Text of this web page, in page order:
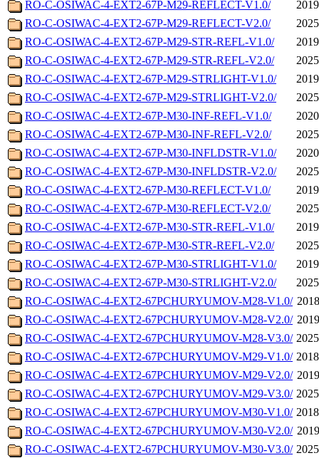
RO-C-OSIWAC-4-EXT2-67P-M29-REFLECT-V1.0/
RO-C-OSIWAC-4-EXT2-67P-M29-REFLECT-V2.0/
RO-C-OSIWAC-4-EXT2-67P-M29-STR-REFL-V1.0/
RO-C-OSIWAC-4-EXT2-67P-M29-STR-REFL-V2.0/
RO-C-OSIWAC-4-EXT2-67P-M29-STRLIGHT-V1.0/
RO-C-OSIWAC-4-EXT2-67P-M29-STRLIGHT-V2.0/
RO-C-OSIWAC-4-EXT2-67P-M30-INF-REFL-V1.0/
RO-C-OSIWAC-4-EXT2-67P-M30-INF-REFL-V2.0/
RO-C-OSIWAC-4-EXT2-67P-M30-INFLDSTR-V1.0/
RO-C-OSIWAC-4-EXT2-67P-M30-INFLDSTR-V2.0/
RO-C-OSIWAC-4-EXT2-67P-M30-REFLECT-V1.0/
RO-C-OSIWAC-4-EXT2-67P-M30-REFLECT-V2.0/
RO-C-OSIWAC-4-EXT2-67P-M30-STR-REFL-V1.0/
RO-C-OSIWAC-4-EXT2-67P-M30-STR-REFL-V2.0/
RO-C-OSIWAC-4-EXT2-67P-M30-STRLIGHT-V1.0/
RO-C-OSIWAC-4-EXT2-67P-M30-STRLIGHT-V2.0/
RO-C-OSIWAC-4-EXT2-67PCHURYUMOV-M28-V1.0/
RO-C-OSIWAC-4-EXT2-67PCHURYUMOV-M28-V2.0/
RO-C-OSIWAC-4-EXT2-67PCHURYUMOV-M28-V3.0/
RO-C-OSIWAC-4-EXT2-67PCHURYUMOV-M29-V1.0/
RO-C-OSIWAC-4-EXT2-67PCHURYUMOV-M29-V2.0/
RO-C-OSIWAC-4-EXT2-67PCHURYUMOV-M29-V3.0/
RO-C-OSIWAC-4-EXT2-67PCHURYUMOV-M30-V1.0/
RO-C-OSIWAC-4-EXT2-67PCHURYUMOV-M30-V2.0/
RO-C-OSIWAC-4-EXT2-67PCHURYUMOV-M30-V3.0/